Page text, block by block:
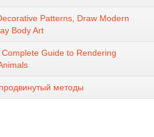
Patterns, Draw Modern
Body Art
Guide to Rendering
методы